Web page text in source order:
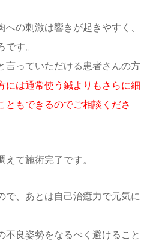
への刺激は響きが起きやすく、
す。
言っていただける患者さんの方
には通常使う鍼よりもさらに細
ともできるのでご相談くださ
て施術完了です。
で、あとは自己治癒力で元気に
不良姿勢をなるべく避けること